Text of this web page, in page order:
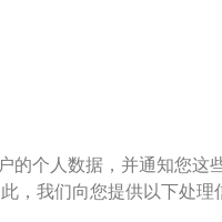
的个人数据，并通知您
，我们向您提供以下处理